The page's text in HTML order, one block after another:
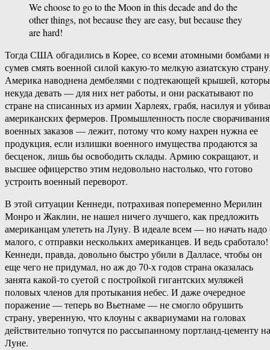
We choose to go to the Moon in this decade and do the
other things, not because they are easy, but because they
are hard!
Тогда США обгадились в Корее, со всеми атомными бомбами
сумев смять военной силой какую-то мелкую азиатскую
Америка наводнена дембелями с подтекающей крышей,
некуда девать — для них нет работы, и они раскатывают по
стране на списанных из армии Харлеях, грабя, насилуя и
американских фермеров. Промышленность после сворачивания
военных заказов — лежит, потому что кому нахрен нужна ее
продукция, если излишки военного имущества продаются за
бесценок, лишь бы освободить склады. Армию сокращают, и
высшее офицерство этим недовольно настолько, что готово
устроить военный переворот.
В этой ситуации Кеннеди, потрахивая попеременно Мерилин
Монро и Жаклин, не нашел ничего лучшего, как предложить
американцам улететь на Луну. В идеале всем — но начать надо
малого, с отправки нескольких американцев. И ведь сработало!
Кеннеди, правда, довольно быстро убили в Далласе, чтобы он
еще чего не придумал, но аж до 70-х годов страна оказалась
занята какой-то суетой с постройкой гигантских муляжей
половых членов для протыкания небес. И даже очередное
поражение — теперь во Вьетнаме — не смогло обрушить
страну, уверенную, что клоуны с аквариумами на головах
действительно топчутся по рассыпанному портланд-цементу на
Луне.